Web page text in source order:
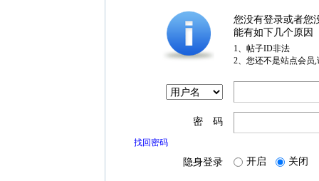
您没有登录或者您
能有如下几个原因
1、帖子ID非法
2、您还不是站点会员
密 码
找回密码
隐身登录 开启 关闭